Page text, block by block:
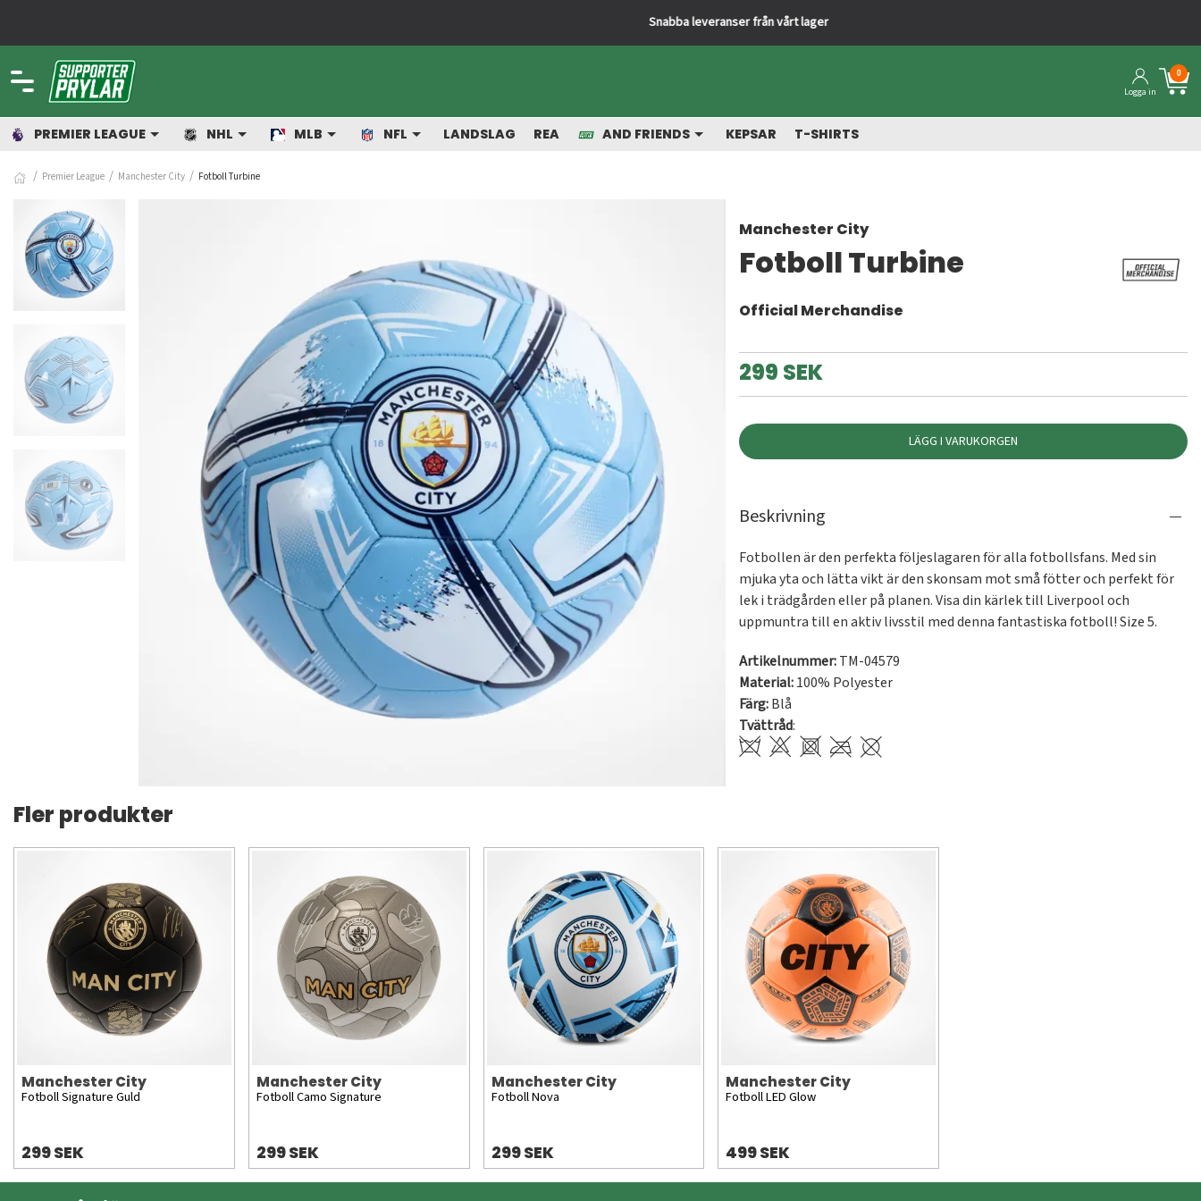
Snabba leveranser från vårt lager
Logga in
0
PREMIER LEAGUE NHL MLB NFL LANDSLAG REA AND FRIENDS KEPSAR T-SHIRTS
Premier League Manchester City Fotboll Turbine
Manchester City
Fotboll Turbine
Official Merchandise
299 SEK
LÄGG I VARUKORGEN
Beskrivning
Fotbollen är den perfekta följeslagaren för alla fotbollsfans. Med sin
mjuka yta och lätta vikt är den skonsam mot små fötter och perfekt för
lek i trädgården eller på planen. Visa din kärlek till Liverpool och
uppmuntra till en aktiv livsstil med denna fantastiska fotboll! Size 5.
Artikelnummer:TM-04579
Material:100% Polyester
Färg:Blå
Tvättråd:
Fler produkter
Manchester City
Fotboll Signature Guld
299 SEK
Manchester City
Fotboll Camo Signature
299 SEK
Manchester City
Fotboll Nova
299 SEK
Manchester City
Fotboll LED Glow
499 SEK